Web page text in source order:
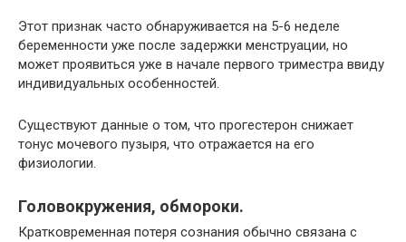
Этот признак часто обнаруживается на 5-6 неделе
беременности уже после задержки менструации, но
может проявиться уже в начале первого триместра ввиду
индивидуальных особенностей.
Существуют данные о том, что прогестерон снижает
тонус мочевого пузыря, что отражается на его
физиологии.
Головокружения, обмороки.
Кратковременная потеря сознания обычно связана с